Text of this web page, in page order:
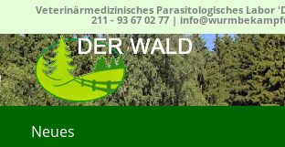
Veterinärmedizinisches Parasitologisches Labor
211 - 93 67 02 77 |
Neues